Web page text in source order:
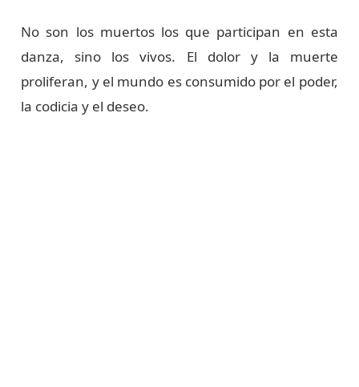
No son los muertos los que participan en esta
danza, sino los vivos. El dolor y la muerte
proliferan, y el mundo es consumido por el poder,
la codicia y el deseo.